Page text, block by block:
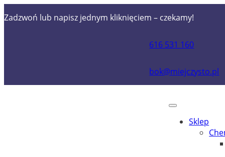
Zadzwoń lub napisz jednym kliknięciem – czekamy!
616 531 160
bok@miejczysto.pl
Sklep